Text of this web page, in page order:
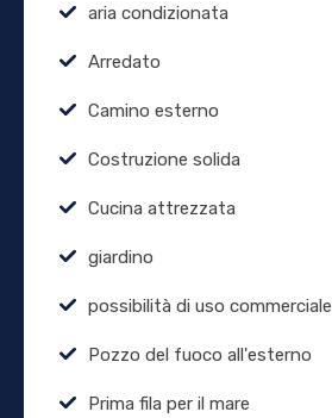
aria condizionata
Arredato
Camino esterno
Costruzione solida
Cucina attrezzata
giardino
possibilità di uso commerciale
Pozzo del fuoco all'esterno
Prima fila per il mare